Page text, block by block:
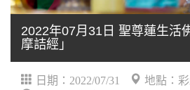
2022年07月31日 聖尊蓮生活
摩詰經」
日期：2022/07/31
地點：